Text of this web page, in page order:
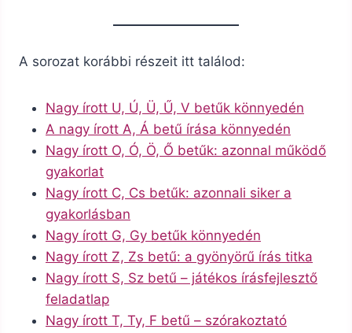
A sorozat korábbi részeit itt találod:
Nagy írott U, Ú, Ü, Ű, V betűk könnyedén
A nagy írott A, Á betű írása könnyedén
Nagy írott O, Ó, Ö, Ő betűk: azonnal működő
gyakorlat
Nagy írott C, Cs betűk: azonnali siker a
gyakorlásban
Nagy írott G, Gy betűk könnyedén
Nagy írott Z, Zs betű: a gyönyörű írás titka
Nagy írott S, Sz betű – játékos írásfejlesztő
feladatlap
Nagy írott T, Ty, F betű – szórakoztató